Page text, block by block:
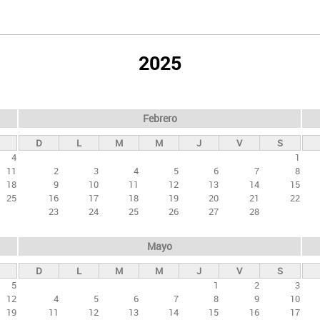
2025
4
11
18
25
Febrero
D L M M J V
S
1
2
3 4 5 6 7
8
9
10 11 12 13 14
15
16
17 18 19 20 21
22
23
24 25 26 27 28
5
12
19
Mayo
D L M M J V
S
1
2
3
4
5 6 7 8 9
10
11
12 13 14 15 16
17